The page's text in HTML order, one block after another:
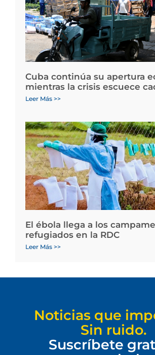
Cuba continúa su apertura
mientras la crisis escuece
Leer Más >>
El ébola llega a los
refugiados en la RDC
Leer Más >>
Noticias que
Sin ruido.
Suscríbete